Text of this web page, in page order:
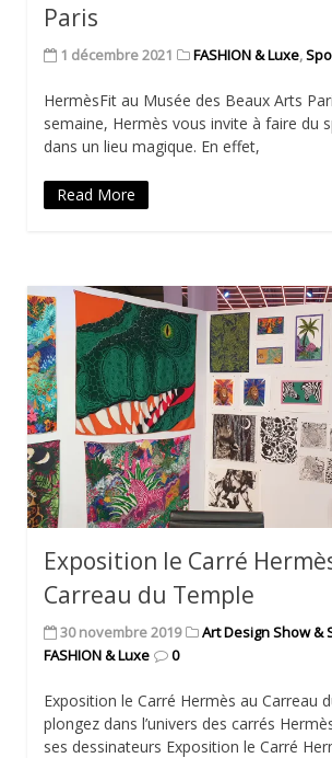
Paris
1 décembre 2021 FASHION & Luxe,
HermèsFit au Musée des Beaux Arts
semaine, Hermès vous invite à faire du
dans un lieu magique. En effet,
Read More
Exposition le Carré
Carreau du Temple
30 novembre 2019 Art Design Show &
FASHION & Luxe
0
Exposition le Carré Hermès au Carreau
plongez dans l’univers des carrés
ses dessinateurs Exposition le Carré